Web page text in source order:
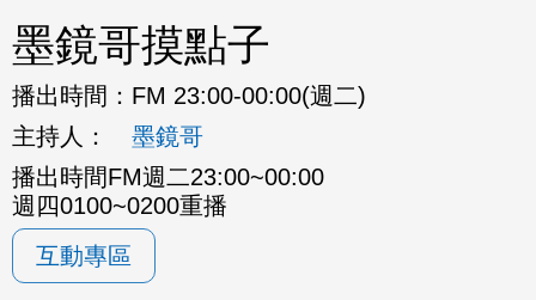
墨鏡哥摸點子
播出時間： FM 23:00-00:00(週二)
主持人：
墨鏡哥
播出時間FM週二23:00~00:00
週四0100~0200重播
互動專區